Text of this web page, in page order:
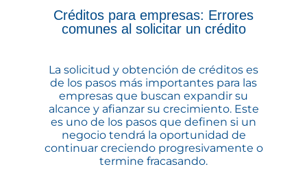
Créditos para empresas: Errores
comunes al solicitar un crédito
La solicitud y obtención de créditos es
de los pasos más importantes para las
empresas que buscan expandir su
alcance y afianzar su crecimiento. Este
es uno de los pasos que definen si un
negocio tendrá la oportunidad de
continuar creciendo progresivamente o
termine fracasando.